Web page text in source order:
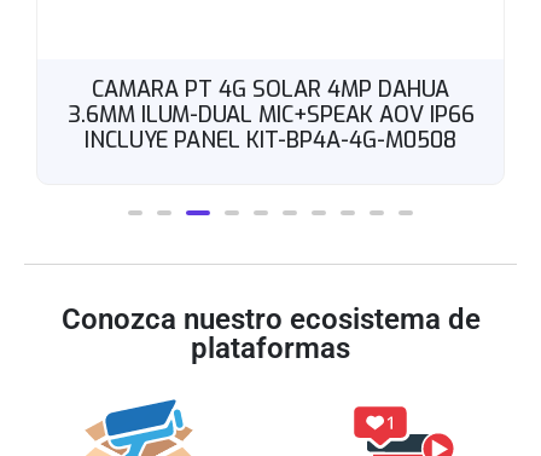
CAMARA PT 4G SOLAR 4MP DAHUA
3.6MM ILUM-DUAL MIC+SPEAK AOV IP66
INCLUYE PANEL KIT-BP4A-4G-M0508
Conozca nuestro ecosistema de
plataformas